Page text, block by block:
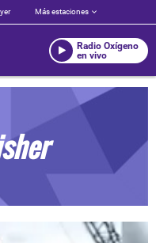
Más estaciones
Radio Oxígeno
en vivo